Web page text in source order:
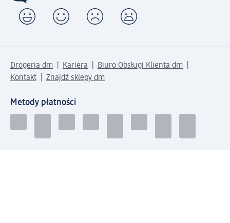
Drogeria dm Kariera
Biuro Obsługi Klienta dm
Kontakt
Znajdź sklepy dm
Metody płatności